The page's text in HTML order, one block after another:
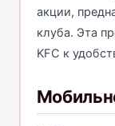
акции,
клуба. Эта
KFC к